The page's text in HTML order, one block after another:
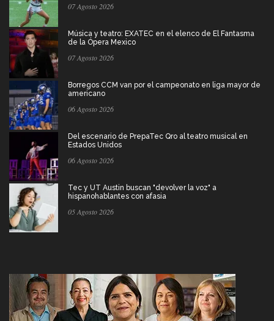
07 Agosto 2026
Música y teatro: EXATEC en el elenco de El Fantasma
de la Ópera Mexico
07 Agosto 2026
Borregos CCM van por el campeonato en liga mayor de
americano
06 Agosto 2026
Del escenario de PrepaTec Qro al teatro musical en
Estados Unidos
06 Agosto 2026
Tec y UT Austin buscan "devolver la voz" a
hispanohablantes con afasia
05 Agosto 2026